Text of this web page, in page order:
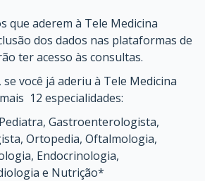
que aderem à Tele Medicina
dos dados nas plataformas de
ter acesso às consultas.
você já aderiu à Tele Medicina
12 especialidades:
Gastroenterologista,
Ortopedia, Oftalmologia,
Endocrinologia,
e Nutrição*